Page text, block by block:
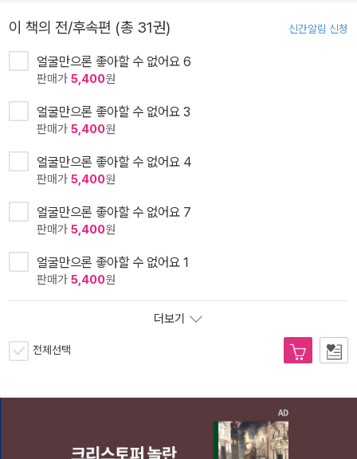
이 책의 전/후속편 (총 31권) 신간알림 신청
얼굴만으론 좋아할 수 없어요 6
판매가 5,400원
얼굴만으론 좋아할 수 없어요 3
판매가 5,400원
얼굴만으론 좋아할 수 없어요 4
판매가 5,400원
얼굴만으론 좋아할 수 없어요 7
판매가 5,400원
얼굴만으론 좋아할 수 없어요 1
판매가 5,400원
더보기
전체선택